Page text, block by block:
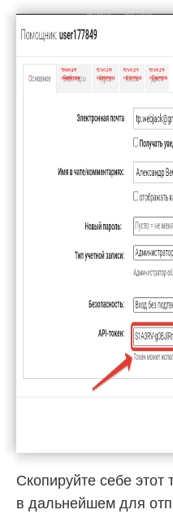
Скопируйте себе этот
в дальнейшем для